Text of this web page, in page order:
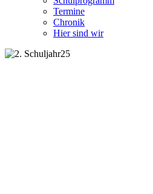
Termine
Chronik
Hier sind wir